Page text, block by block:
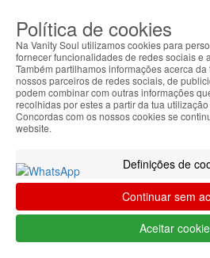
Saúde
Natural
Ver
todos
Âmbar
e
Músculos
Bem-
Estar
Política de cookies
Na Vanity Soul utilizamos cookies para
fornecer funcionalidades de redes sociais e
Também partilhamos informações acerca
nossos parceiros de redes sociais, de
podem combinar com outras informações
recolhidas por estes a partir da tua
Concordas com os nossos cookies se
website.
Definições de
Continuar sem
Aceitar